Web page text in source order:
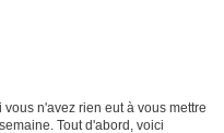
n'avez rien eut à vous mettre
Tout d'abord, voici